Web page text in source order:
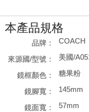
本產品規格
品牌： COACH
來源國/型號： 美國/
鏡框顏色： 糖果粉
鏡腳寬： 145mm
鏡面寬： 57mm